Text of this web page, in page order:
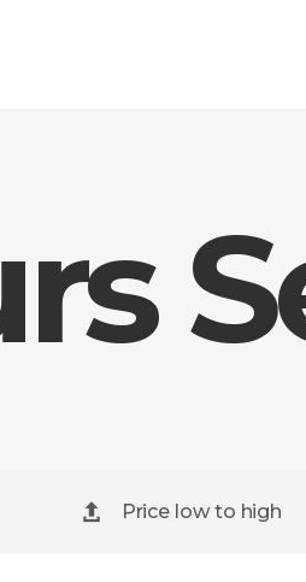
Price low to high